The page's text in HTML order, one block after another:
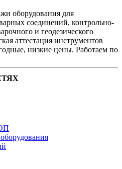
оборудования для
соединений, контрольно-
и геодезического
аттестация инструментов
низкие цены. Работаем по